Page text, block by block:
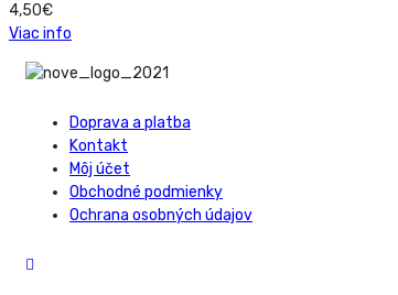
4,50€
Viac info
Doprava a platba
Kontakt
Môj účet
Obchodné podmienky
Ochrana osobných údajov